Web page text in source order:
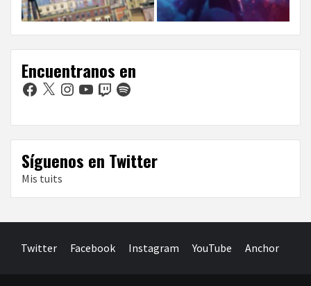
Encuentranos en
Facebook
X Instagram
YouTubeTwitchSpotify
Síguenos en Twitter
Mis tuits
Twitter Facebook Instagram YouTube Anchor